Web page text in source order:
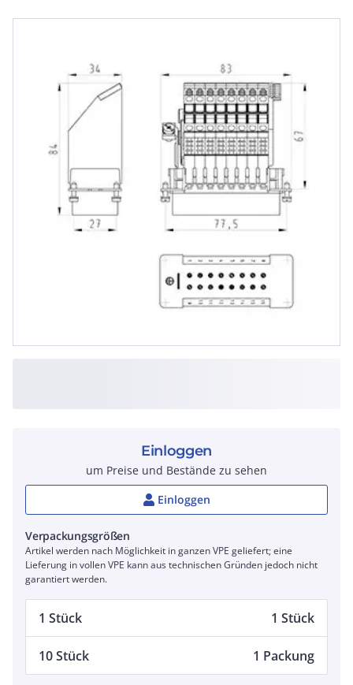
Einloggen
um Preise und Bestände zu sehen
Einloggen
Verpackungsgrößen
Artikel werden nach Möglichkeit in ganzen VPE geliefert; eine
Lieferung in vollen VPE kann aus technischen Gründen jedoch nicht
garantiert werden.
1 Stück 1 Stück
10 Stück 1 Packung